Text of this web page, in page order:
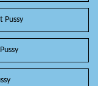
Pussy